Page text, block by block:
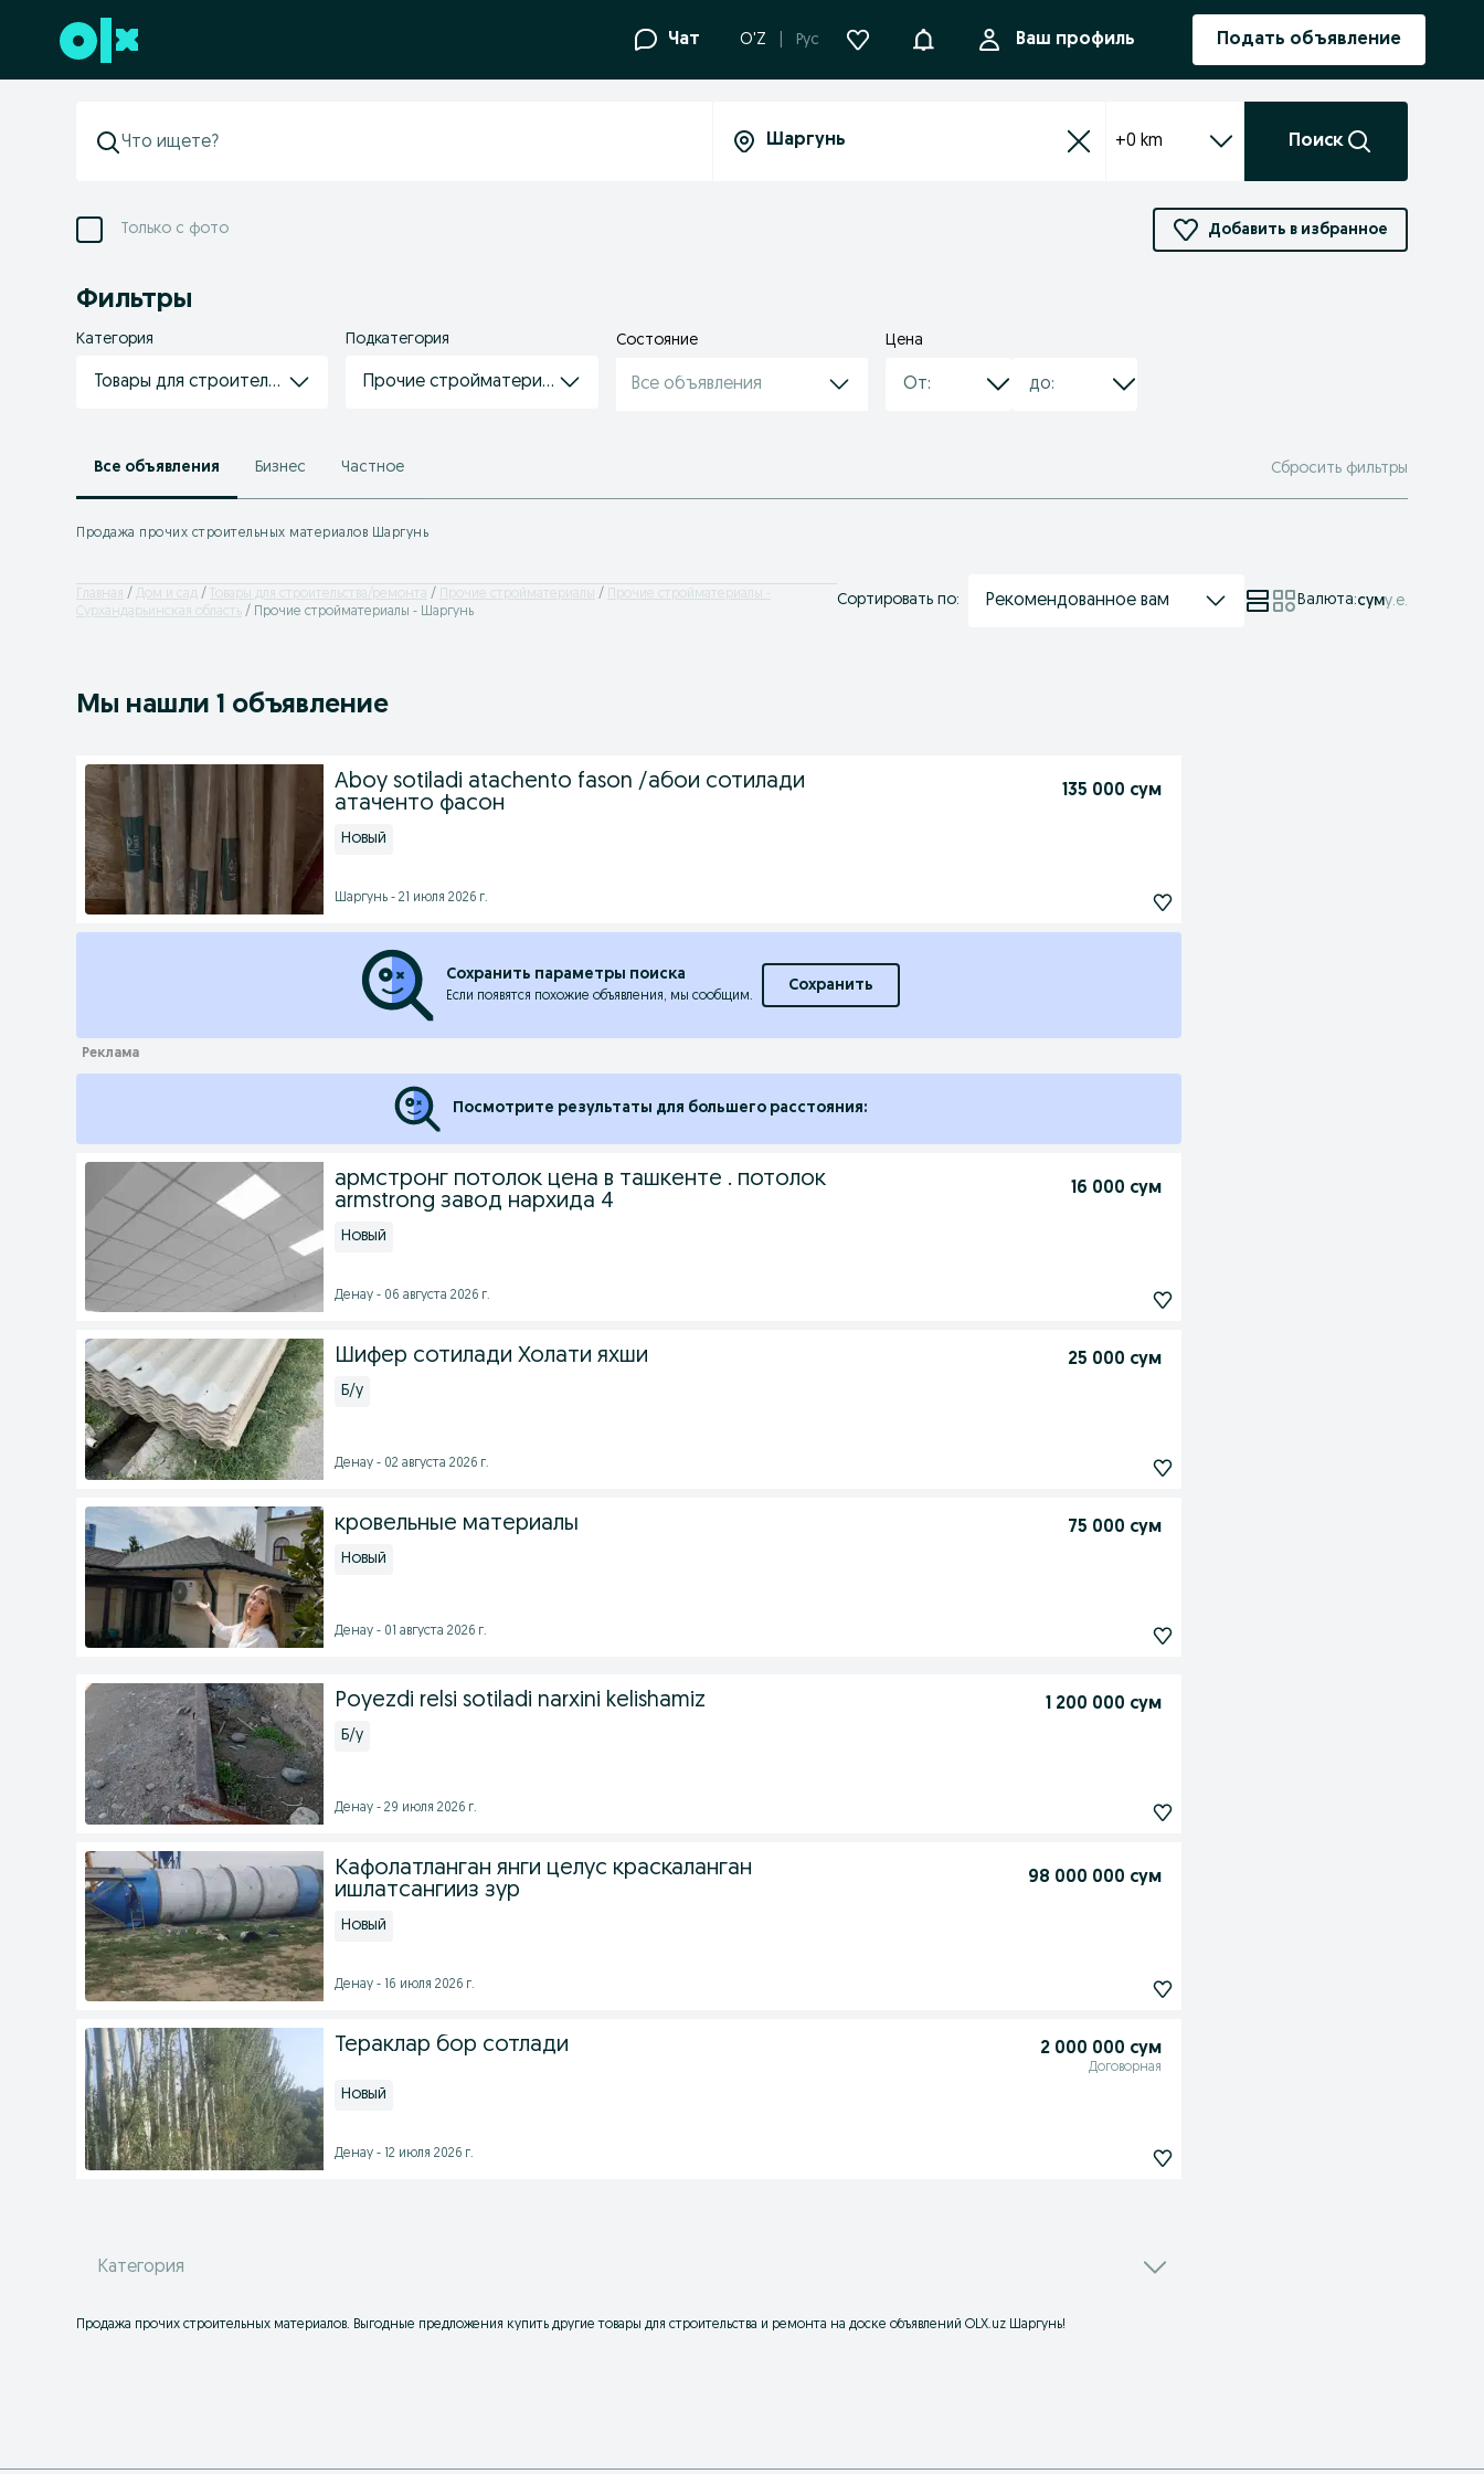
Перейти к нижнему колонтитулу Чат O'Z Рус УведомленияВаш профиль Подать объявление
+0 km Поиск
Только с фото Добавить в избранное
Фильтры
Категория
Товары для строительства/ремонта
Подкатегория
Прочие стройматериалы
Состояние
Все объявления
Цена
Все объявления Бизнес Частное Сбросить фильтры
Продажа прочих строительных материалов Шаргунь
Главная Дом и сад Товары для строительства/ремонта Прочие стройматериалы
Прочие стройматериалы -
Сурхандарьинская область
Прочие стройматериалы - Шаргунь
Сортировать по: Рекомендованное вам Валюта:суму.е.
Мы нашли 1 объявление
Aboy sotiladi atachento fason /абои сотилади
атаченто фасон
135 000 сум
Новый
Шаргунь - 21 июля 2026 г.
Сохранить параметры поиска
Если появятся похожие объявления, мы сообщим.
Сохранить
Посмотрите результаты для большего расстояния:
армстронг потолок цена в ташкенте . потолок
armstrong завод нархида 4
16 000 сум
Новый
Денау - 06 августа 2026 г.
Шифер сотилади Холати яхши 25 000 сум
Б/у
Денау - 02 августа 2026 г.
кровельные материалы 75 000 сум
Новый
Денау - 01 августа 2026 г.
Poyezdi relsi sotiladi narxini kelishamiz 1 200 000 сум
Б/у
Денау - 29 июля 2026 г.
Кафолатланган янги целус краскаланган
ишлатсангииз зур
98 000 000 сум
Новый
Денау - 16 июля 2026 г.
Тераклар бор сотлади 2 000 000 сум
Договорная
Новый
Денау - 12 июля 2026 г.
Категория
Продажа прочих строительных материалов. Выгодные предложения купить другие товары для строительства и ремонта на доске объявлений OLX.uz Шаргунь!